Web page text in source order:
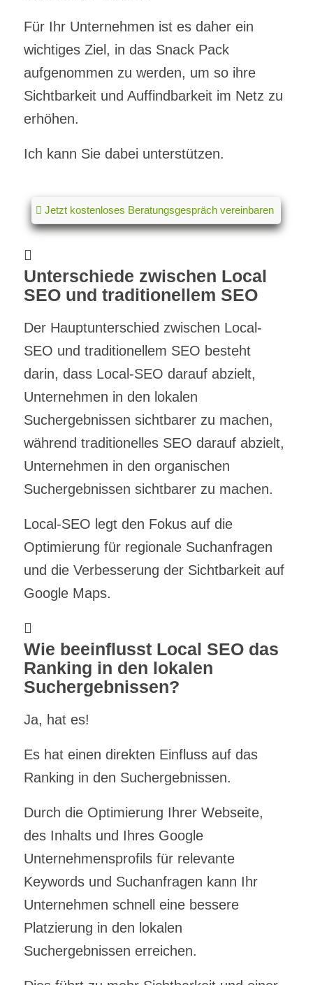
Für Ihr Unternehmen ist es daher ein
wichtiges Ziel, in das Snack Pack
aufgenommen zu werden, um so ihre
Sichtbarkeit und Auffindbarkeit im Netz zu
erhöhen.
Ich kann Sie dabei unterstützen.
Jetzt kostenloses Beratungsgespräch vereinbaren
Unterschiede zwischen Local
SEO und traditionellem SEO
Der Hauptunterschied zwischen Local-
SEO und traditionellem SEO besteht
darin, dass Local-SEO darauf abzielt,
Unternehmen in den lokalen
Suchergebnissen sichtbarer zu machen,
während traditionelles SEO darauf abzielt,
Unternehmen in den organischen
Suchergebnissen sichtbarer zu machen.
Local-SEO legt den Fokus auf die
Optimierung für regionale Suchanfragen
und die Verbesserung der Sichtbarkeit auf
Google Maps.
Wie beeinflusst Local SEO das
Ranking in den lokalen
Suchergebnissen?
Ja, hat es!
Es hat einen direkten Einfluss auf das
Ranking in den Suchergebnissen.
Durch die Optimierung Ihrer Webseite,
des Inhalts und Ihres Google
Unternehmensprofils für relevante
Keywords und Suchanfragen kann Ihr
Unternehmen schnell eine bessere
Platzierung in den lokalen
Suchergebnissen erreichen.